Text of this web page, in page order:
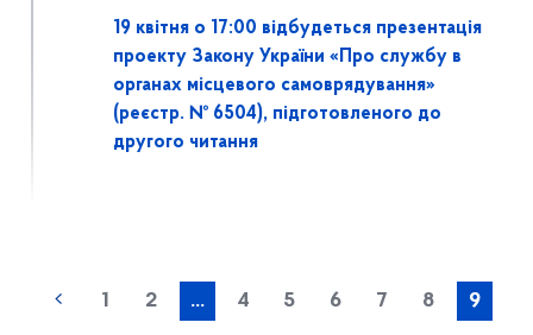
19 квітня о 17:00 відбудеться презентація
проекту Закону України «Про службу в
органах місцевого самоврядування»
(реєстр. № 6504), підготовленого до
другого читання
1 2 ... 4 5 6 7 8 9